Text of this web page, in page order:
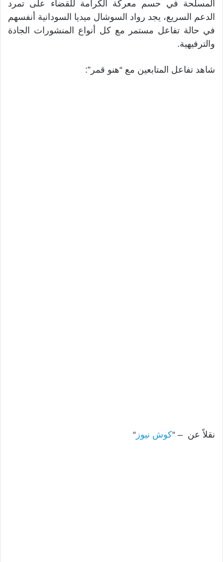
المسلحة في حسم معركة الكرامة للقضاء على تمرد
الدعم السريع، يجد رواد السوشال ميديا السودانية أنفسهم
في حالة تفاعل مستمر مع كل أنواع المنشورات الجادة
والترفيهية.
شاهد تفاعل المتابعين مع “هنو قمر”:
نقلاً عن – “كوش نيوز “